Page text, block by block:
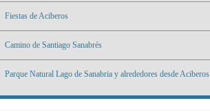
Fiestas de Aciberos
Camino de Santiago Sanabrés
Parque Natural Lago de Sanabria y alrededores desde Aciberos